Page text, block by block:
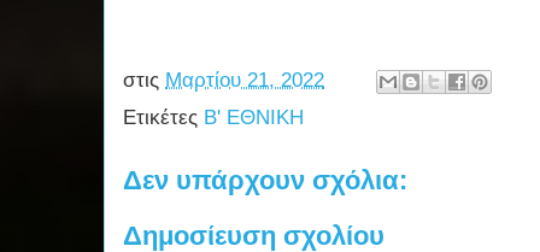
στις Μαρτίου 21, 2022
Ετικέτες Β' ΕΘΝΙΚΗ
Δεν υπάρχουν σχόλια:
Δημοσίευση σχολίου